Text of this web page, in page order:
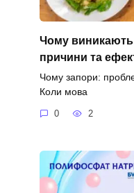
Чому виникають
причини та
Чому запори:
Коли мова
0 2